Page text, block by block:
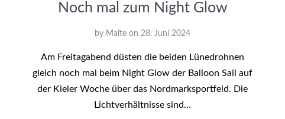
Noch mal zum Night Glow
by Malte on28. Juni 2024
Am Freitagabend düsten die beiden Lünedrohnen
gleich noch mal beim Night Glow der Balloon Sail auf
der Kieler Woche über das Nordmarksportfeld. Die
Lichtverhältnisse sind…